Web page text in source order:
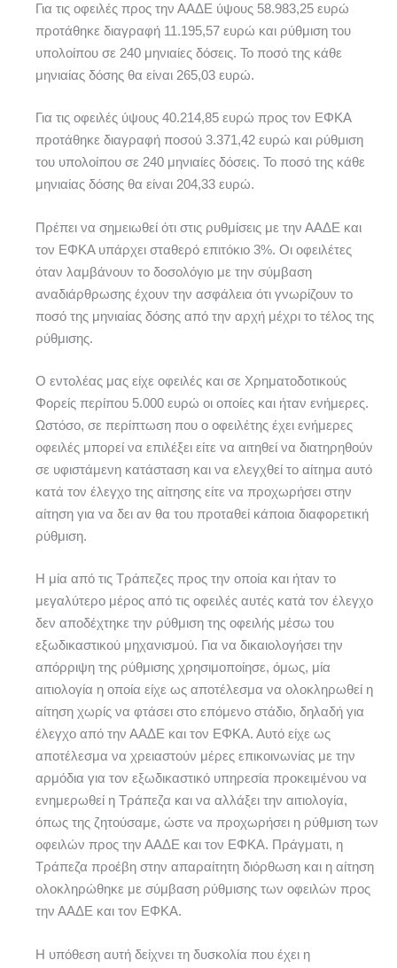
Για τις οφειλές προς την ΑΑΔΕ ύψους 58.983,25 ευρώ
προτάθηκε διαγραφή 11.195,57 ευρώ και ρύθμιση του
υπολοίπου σε 240 μηνιαίες δόσεις. Το ποσό της κάθε
μηνιαίας δόσης θα είναι 265,03 ευρώ.
Για τις οφειλές ύψους 40.214,85 ευρώ προς τον ΕΦΚΑ
προτάθηκε διαγραφή ποσού 3.371,42 ευρώ και ρύθμιση
του υπολοίπου σε 240 μηνιαίες δόσεις. Το ποσό της κάθε
μηνιαίας δόσης θα είναι 204,33 ευρώ.
Πρέπει να σημειωθεί ότι στις ρυθμίσεις με την ΑΑΔΕ και
τον ΕΦΚΑ υπάρχει σταθερό επιτόκιο 3%. Οι οφειλέτες
όταν λαμβάνουν το δοσολόγιο με την σύμβαση
αναδιάρθρωσης έχουν την ασφάλεια ότι γνωρίζουν το
ποσό της μηνιαίας δόσης από την αρχή μέχρι το τέλος της
ρύθμισης.
Ο εντολέας μας είχε οφειλές και σε Χρηματοδοτικούς
Φορείς περίπου 5.000 ευρώ οι οποίες και ήταν ενήμερες.
Ωστόσο, σε περίπτωση που ο οφειλέτης έχει ενήμερες
οφειλές μπορεί να επιλέξει είτε να αιτηθεί να διατηρηθούν
σε υφιστάμενη κατάσταση και να ελεγχθεί το αίτημα αυτό
κατά τον έλεγχο της αίτησης είτε να προχωρήσει στην
αίτηση για να δει αν θα του προταθεί κάποια διαφορετική
ρύθμιση.
Η μία από τις Τράπεζες προς την οποία και ήταν το
μεγαλύτερο μέρος από τις οφειλές αυτές κατά τον έλεγχο
δεν αποδέχτηκε την ρύθμιση της οφειλής μέσω του
εξωδικαστικού μηχανισμού. Για να δικαιολογήσει την
απόρριψη της ρύθμισης χρησιμοποίησε, όμως, μία
αιτιολογία η οποία είχε ως αποτέλεσμα να ολοκληρωθεί η
αίτηση χωρίς να φτάσει στο επόμενο στάδιο, δηλαδή για
έλεγχο από την ΑΑΔΕ και τον ΕΦΚΑ. Αυτό είχε ως
αποτέλεσμα να χρειαστούν μέρες επικοινωνίας με την
αρμόδια για τον εξωδικαστικό υπηρεσία προκειμένου να
ενημερωθεί η Τράπεζα και να αλλάξει την αιτιολογία,
όπως της ζητούσαμε, ώστε να προχωρήσει η ρύθμιση των
οφειλών προς την ΑΑΔΕ και τον ΕΦΚΑ. Πράγματι, η
Τράπεζα προέβη στην απαραίτητη διόρθωση και η αίτηση
ολοκληρώθηκε με σύμβαση ρύθμισης των οφειλών προς
την ΑΑΔΕ και τον ΕΦΚΑ.
Η υπόθεση αυτή δείχνει τη δυσκολία που έχει η